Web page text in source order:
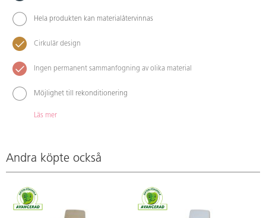
Hela produkten kan materialåtervinnas
Cirkulär design
Ingen permanent sammanfogning av olika material
Möjlighet till rekonditionering
Läs mer
Andra köpte också